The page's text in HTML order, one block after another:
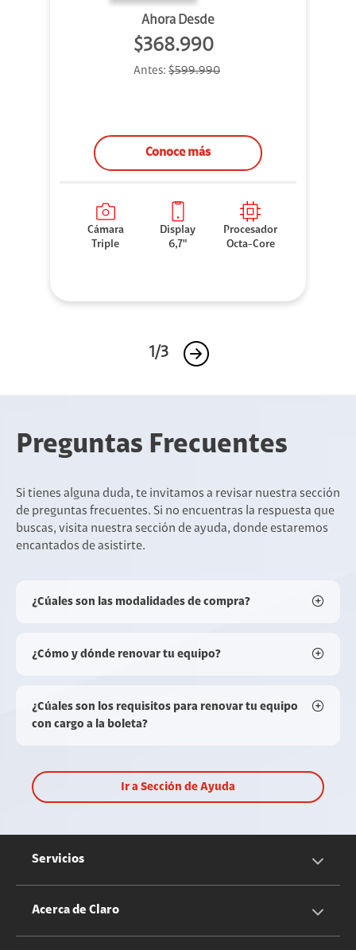
Ahora Desde
$368.990
Antes: $599.990
Conoce más
Cámara
Triple
Display
6,7"
Procesador
Octa-Core
1/3
Preguntas Frecuentes
Si tienes alguna duda, te invitamos a revisar nuestra sección
de preguntas frecuentes. Si no encuentras la respuesta que
buscas, visita nuestra sección de ayuda, donde estaremos
encantados de asistirte.
¿Cúales son las modalidades de compra?
¿Cómo y dónde renovar tu equipo?
¿Cúales son los requisitos para renovar tu equipo
con cargo a la boleta?
Ir a Sección de Ayuda
Servicios
Servicios Móviles
Acerca de Claro